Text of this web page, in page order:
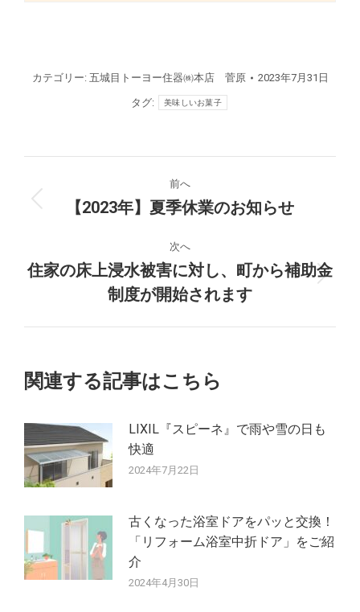
カテゴリー: 五城目トーヨー住器㈱本店 菅原 2023年7月31日
タグ: 美味しいお菓子
稿
ビ
シ
ョ
ン
前へ
前
投
稿:
【2023年】夏季休業のお知らせ
次へ
次
の
住家の床上浸水被害に対し、町から補助金
制度が開始されます
関連する記事はこちら
LIXIL『スピーネ』で雨や雪の日も
快適
2024年7月22日
古くなった浴室ドアをパッと交換！
「リフォーム浴室中折ドア」をご紹
介
2024年4月30日